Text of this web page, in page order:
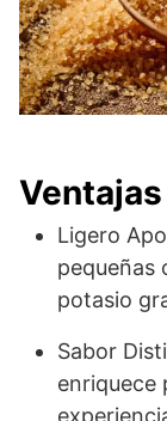
Ligero
pequeñas
potasio
Sabor
enriquece